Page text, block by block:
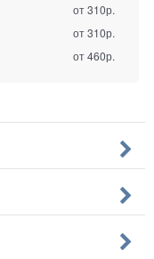
от 310р.
от 310р.
от 460р.